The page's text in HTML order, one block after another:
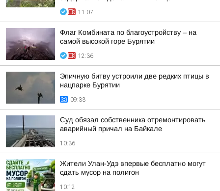
11:07
Флаг Комбината по благоустройству – на
самой высокой горе Бурятии
12:36
Эпичную битву устроили две редких птицы в
нацпарке Бурятии
09:33
Суд обязал собственника отремонтировать
аварийный причал на Байкале
10:36
Жители Улан-Удэ впервые бесплатно могут
сдать мусор на полигон
10:12